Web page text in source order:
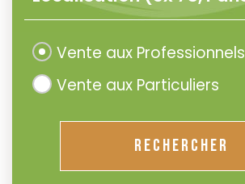
Vente aux Professionnels
Vente aux Particuliers
RECHERCHER